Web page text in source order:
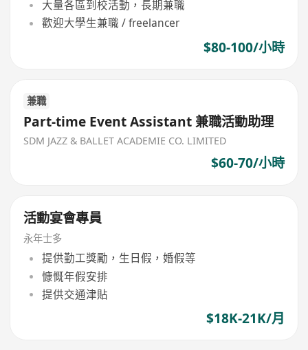
大量各區到校活動，長期兼職
歡迎大學生兼職 / freelancer
$80-100/小時
兼職
Part-time Event Assistant 兼職活動助理
SDM JAZZ & BALLET ACADEMIE CO. LIMITED
$60-70/小時
活動宴會專員
永年士多
提供勤工獎勵，生日假，婚假等
慷慨年假安排
提供交通津貼
$18K-21K/月